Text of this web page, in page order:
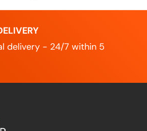
delivery - 24/7 within 5